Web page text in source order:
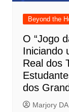
Beyond the
O “Jogo
Iniciando
Real dos
dos
Marjory